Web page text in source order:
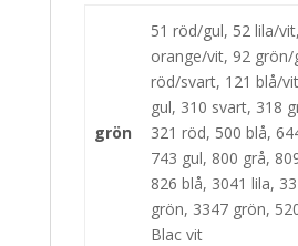
grön
51 röd/gul, 52 lila/
orange/vit, 92 grön/
röd/svart, 121 blå/
gul, 310 svart, 318
321 röd, 500 blå,
743 gul, 800 grå,
826 blå, 3041 lila,
grön, 3347 grön,
Blac vit